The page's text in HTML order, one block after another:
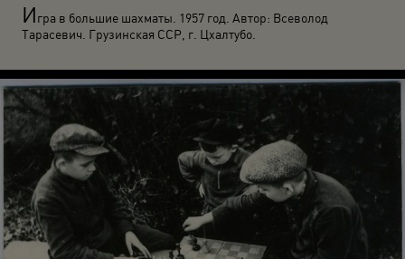
Игра в большие шахматы. 1957 год. Автор: Всеволод
Тарасевич. Грузинская ССР, г. Цхалтубо.